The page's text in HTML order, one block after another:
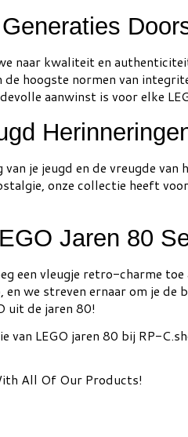
naar kwaliteit en
hoogste normen van
aanwinst is voor elke
je jeugd en de vreugde
onze collectie heeft
Jaren 80
een vleugje retro-charme
we streven ernaar om je
uit de jaren 80!
van LEGO jaren 80 bij RP-
All Of Our Products!